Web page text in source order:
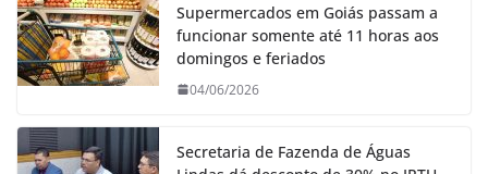
Supermercados em Goiás passam a
funcionar somente até 11 horas aos
domingos e feriados
04/06/2026
Secretaria de Fazenda de Águas